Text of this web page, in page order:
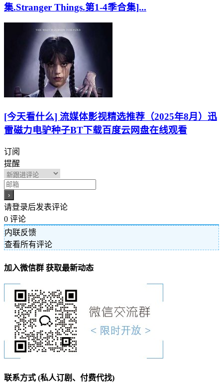
集.Stranger Things.第1-4季合集]...
[今天看什么] 流媒体影视精选推荐（2025年8月）迅
雷磁力电驴种子BT下载百度云网盘在线观看
订阅
提醒
请登录后发表评论
0 评论
内联反馈
查看所有评论
加入微信群 获取最新动态
联系方式 (私人订剧、付费代找)